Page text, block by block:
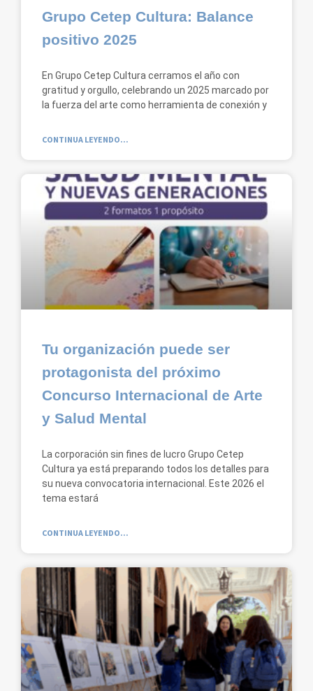
Grupo Cetep Cultura: Balance
positivo 2025
En Grupo Cetep Cultura cerramos el año con
gratitud y orgullo, celebrando un 2025 marcado por
la fuerza del arte como herramienta de conexión y
CONTINUA LEYENDO...
Tu organización puede ser
protagonista del próximo
Concurso Internacional de Arte
y Salud Mental
La corporación sin fines de lucro Grupo Cetep
Cultura ya está preparando todos los detalles para
su nueva convocatoria internacional. Este 2026 el
tema estará
CONTINUA LEYENDO...